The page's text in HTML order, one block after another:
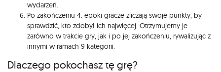
wydarzeń.
Po zakończeniu 4. epoki gracze zliczają swoje punkty, by
sprawdzić, kto zdobył ich najwięcej. Otrzymujemy je
zarówno w trakcie gry, jak i po jej zakończeniu, rywalizując z
innymi w ramach 9 kategorii.
Dlaczego pokochasz tę grę?